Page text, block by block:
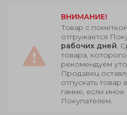
ВНИМАНИЕ!
Товар с
отгружается
рабочих дней.
товара,
рекомендуем
Продавец
отпускать товар
гамме, если
Покупателем.